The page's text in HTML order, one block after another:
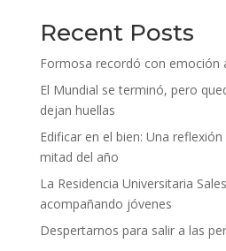
Recent Posts
Formosa recordó con emoción
El Mundial se terminó, pero
dejan huellas
Edificar en el bien: Una
mitad del año
La Residencia Universitaria
acompañando jóvenes
Despertarnos para salir a las